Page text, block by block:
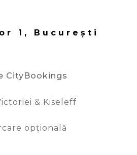
1, București
CityBookings
& Kiseleff
opțională